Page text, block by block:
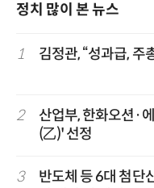
정치 많이 본 뉴스
1 김정관, “성과급, 주
2
산업부, 한화오션·
(乙)' 선정
3
반도체 등 6대 첨단